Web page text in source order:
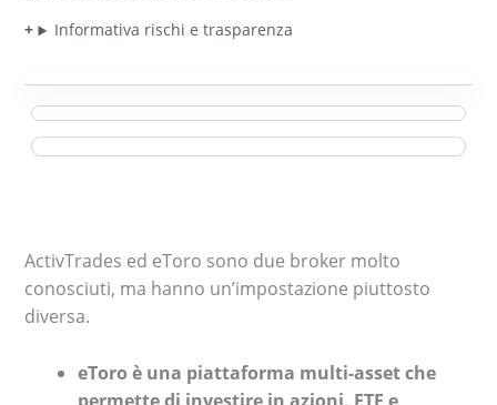
Informativa rischi e trasparenza
ActivTrades ed eToro sono due broker molto
conosciuti, ma hanno un’impostazione piuttosto
diversa.
eToro è una piattaforma multi-asset che